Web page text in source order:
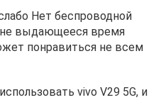
Нет беспроводной
не выдающееся время
понравиться не всем
vivo V29 5G, и